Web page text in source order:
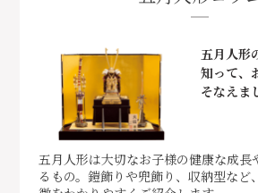
五月人形
知って、
そなえま
五月人形は大切なお子様の健康な成長
るもの。鎧飾りや兜飾り、収納型など